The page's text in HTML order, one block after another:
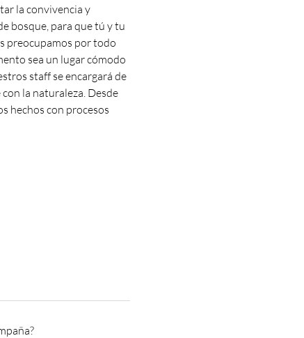
la convivencia y
bosque, para que tú y tu
preocupamos por todo
sea un lugar cómodo
staff se encargará de
la naturaleza. Desde
hechos con procesos